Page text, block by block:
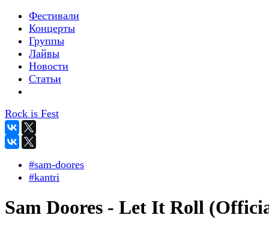
Фестивали
Концерты
Группы
Лайвы
Новости
Статьи
Rock is Fest
#sam-doores
#kantri
Sam Doores - Let It Roll